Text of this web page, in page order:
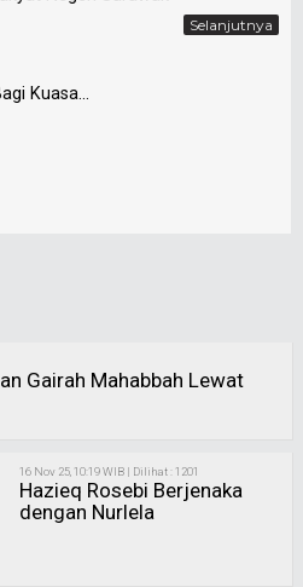
Selanjutnya
Kuasa...
Gairah Mahabbah Lewat
16 Nov 25, 10:19 WIB | Dilihat : 1201
Hazieq Rosebi Berjenaka
dengan Nurlela